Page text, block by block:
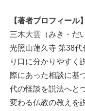
【著者プロフィール】
三木大雲（みき・だ
光照山蓮久寺 第38
り口に分かりやすく
際にあった相談に基
代の怪談を説法へと
変わる仏教の教えを